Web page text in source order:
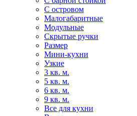
С островом
Малогабаритные
Модульные
Скрытые ручки
Размер
Мини-кухни
Узкие
3 кв. м.
5 кв. м.
6 кв. м.
9 кв. м.
Все для кухни